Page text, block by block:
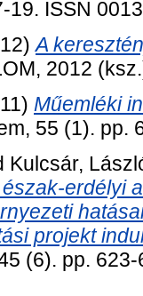
19. ISSN
A
2012
Műemléki
55 (1). pp.
Kulcsár,
erdélyi
projekt
(6). pp.